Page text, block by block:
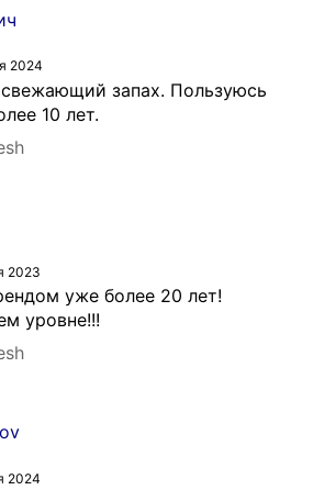
2024
запах. Пользуюсь
10 лет.
2023
уже более 20 лет!
уровне!!!
2024